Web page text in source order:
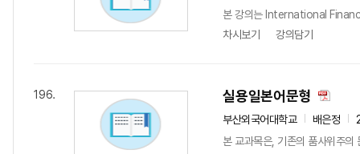
본 강의는 International
차시보기
강의담기
196. 실용일본어문형
부산외국어대학교 배은정
본 교과목은, 기존의 품사위주의